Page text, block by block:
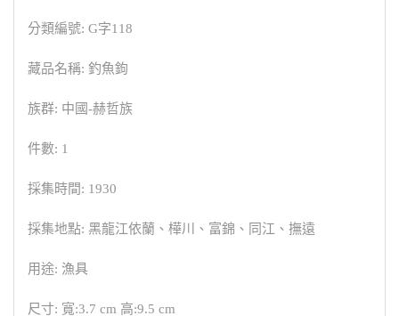
分類編號: G字118
藏品名稱: 釣魚鉤
族群: 中國-赫哲族
件數: 1
採集時間: 1930
採集地點: 黑龍江依蘭、樺川、富錦、同江、撫遠
用途: 漁具
尺寸: 寬:3.7 cm 高:9.5 cm